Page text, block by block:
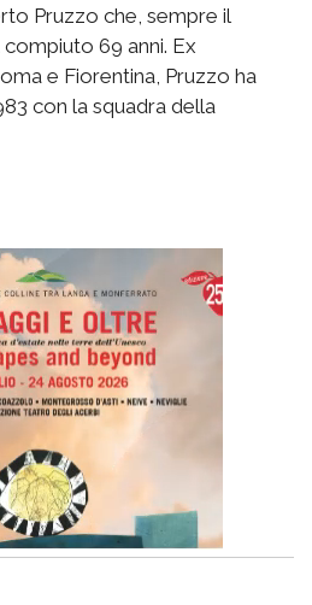
Pruzzo che, sempre il
69 anni. Ex
e Fiorentina, Pruzzo ha
con la squadra della